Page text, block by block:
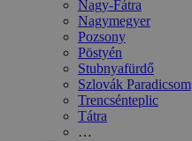
Nagy-Fátra
Nagymegyer
Pozsony
Pöstyén
Stubnyafürdő
Szlovák Paradicsom
Trencsénteplic
Tátra
…